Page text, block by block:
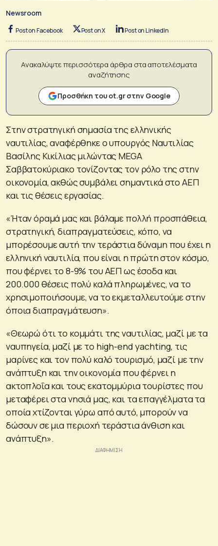
Newsroom
Post on Facebook Post on X Post on LinkedIn
Ανακαλύψτε περισσότερα άρθρα στα αποτελέσματα
αναζήτησης
Προσθήκη του ot.gr στην Google
Στην στρατηγική σημασία της ελληνικής
ναυτιλίας, αναφέρθηκε ο υπουργός Ναυτιλίας
Βασίλης Κικίλιας μιλώντας MEGA
Σαββατοκύριακο τονίζοντας τον ρόλο της στην
οικονομία, ακθώς συμβάλει σημαντικά στο ΑΕΠ
και τις θέσεις εργασίας.
«Ήταν όραμά μας και βάλαμε πολλή προσπάθεια,
στρατηγική, διαπραγματεύσεις, κόπο, να
μπορέσουμε αυτή την τεράστια δύναμη που έχει η
ελληνική ναυτιλία, που είναι η πρώτη στον κόσμο,
που φέρνει το 8-9% του ΑΕΠ ως έσοδα και
200.000 θέσεις πολύ καλά πληρωμένες, να το
χρησιμοποιήσουμε, να το εκμεταλλευτούμε στην
όποια διαπραγμάτευση».
«Θεωρώ ότι το κομμάτι της ναυτιλίας, μαζί με τα
ναυπηγεία, μαζί με το high-end yachting, τις
μαρίνες και τον πολύ καλό τουρισμό, μαζί με την
ανάπτυξη και την οικονομία που φέρνει η
ακτοπλοΐα και τους εκατομμύρια τουρίστες που
μεταφέρει στα νησιά μας, και τα επαγγέλματα τα
οποία χτίζονται γύρω από αυτό, μπορούν να
δώσουν σε μια περιοχή τεράστια άνθιση και
ανάπτυξη».